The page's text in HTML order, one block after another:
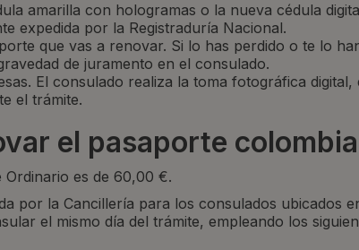
amarilla con hologramas o la nueva cédula
expedida por la Registraduría Nacional.
que vas a renovar. Si lo has perdido o te lo
de juramento en el consulado.
El consulado realiza la toma fotográfica digital,
el trámite.
el pasaporte
Ordinario es de 60,00 €.
por la Cancillería para los consulados ubicados
el mismo día del trámite, empleando los